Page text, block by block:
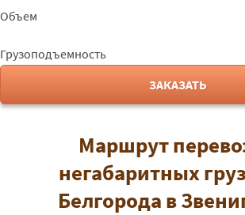
Объем
Грузоподъемность
ЗАКАЗАТЬ
Маршрут
негабаритных
Белгорода в